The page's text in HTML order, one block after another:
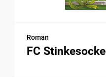
Roman
FC Stinkesocke